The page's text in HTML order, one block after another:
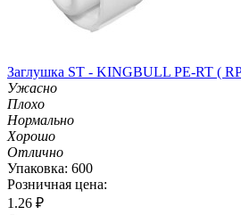
Заглушка ST - KINGBULL PE-RT (
Ужасно
Плохо
Нормально
Хорошо
Отлично
Упаковка: 600
Розничная цена:
1.26 ₽